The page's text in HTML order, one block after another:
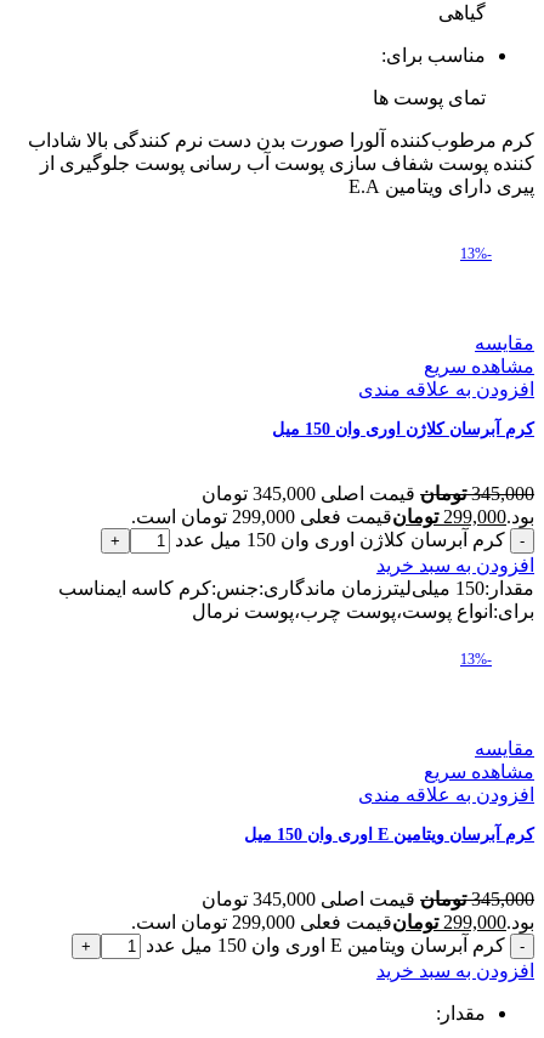
گیاهی
مناسب برای:
تمای پوست ها
کرم مرطوب‌کننده آلورا صورت بدن دست نرم کنندگی بالا شاداب
کننده پوست شفاف سازی پوست آب رسانی پوست جلوگیری از
پیری دارای ویتامین E.A
-13%
مقایسه
مشاهده سریع
افزودن به علاقه مندی
کرم آبرسان کلاژن اوری وان 150 میل
345,000 تومان
قیمت اصلی 345,000 تومان
بود.299,000 تومانقیمت فعلی 299,000 تومان است.
کرم آبرسان کلاژن اوری وان 150 میل عدد
افزودن به سبد خرید
مقدار:150 میلی‌لیترزمان ماندگاری:جنس:کرم کاسه ایمناسب
برای:انواع پوست،پوست چرب،پوست نرمال
-13%
مقایسه
مشاهده سریع
افزودن به علاقه مندی
کرم آبرسان ویتامین E اوری وان 150 میل
345,000 تومان
قیمت اصلی 345,000 تومان
بود.299,000 تومانقیمت فعلی 299,000 تومان است.
کرم آبرسان ویتامین E اوری وان 150 میل عدد
افزودن به سبد خرید
مقدار: